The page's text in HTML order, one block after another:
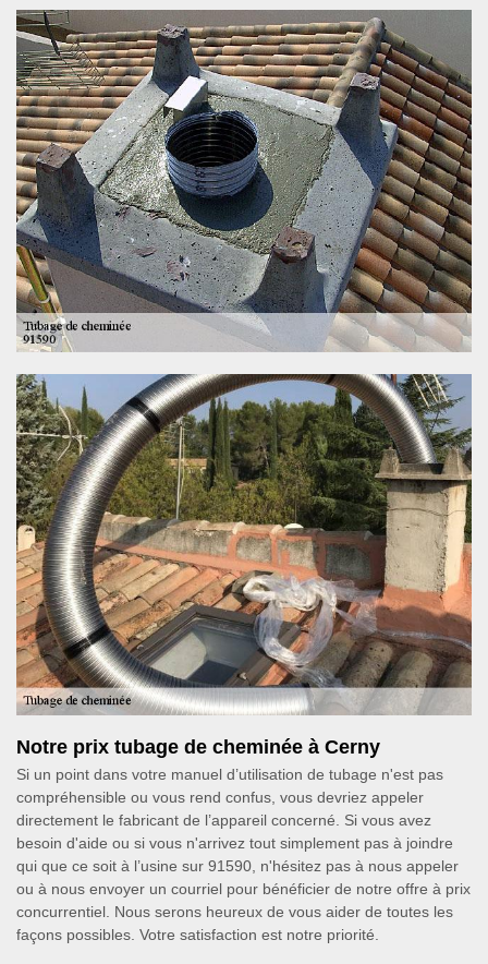
Notre prix tubage de cheminée à Cerny
Si un point dans votre manuel d’utilisation de tubage n'est pas
compréhensible ou vous rend confus, vous devriez appeler
directement le fabricant de l’appareil concerné. Si vous avez
besoin d'aide ou si vous n'arrivez tout simplement pas à joindre
qui que ce soit à l’usine sur 91590, n'hésitez pas à nous appeler
ou à nous envoyer un courriel pour bénéficier de notre offre à prix
concurrentiel. Nous serons heureux de vous aider de toutes les
façons possibles. Votre satisfaction est notre priorité.